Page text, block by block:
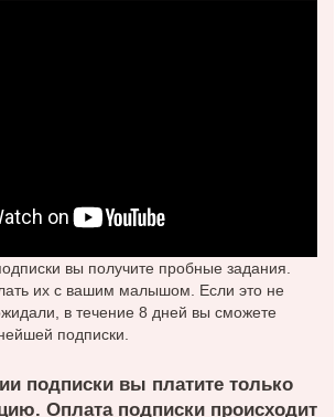
вы получите пробные задания.
их с вашим малышом. Если это не
в течение 8 дней вы сможете
подписки.
подпиcки вы платите только
Оплата подписки происходит